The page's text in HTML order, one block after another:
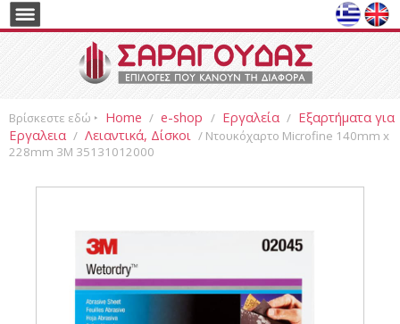
Βρίσκεστε εδώ ‣ Home / e-shop / Εργαλεία / Εξαρτήματα για
Εργαλεια / Λειαντικά, Δίσκοι / Ντουκόχαρτο Microfine 140mm x
228mm 3M 35131012000